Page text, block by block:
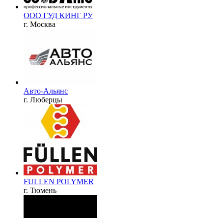
ООО ГУД КИНГ РУ
г. Москва
Авто-Альянс
г. Люберцы
FULLEN POLYMER
г. Тюмень